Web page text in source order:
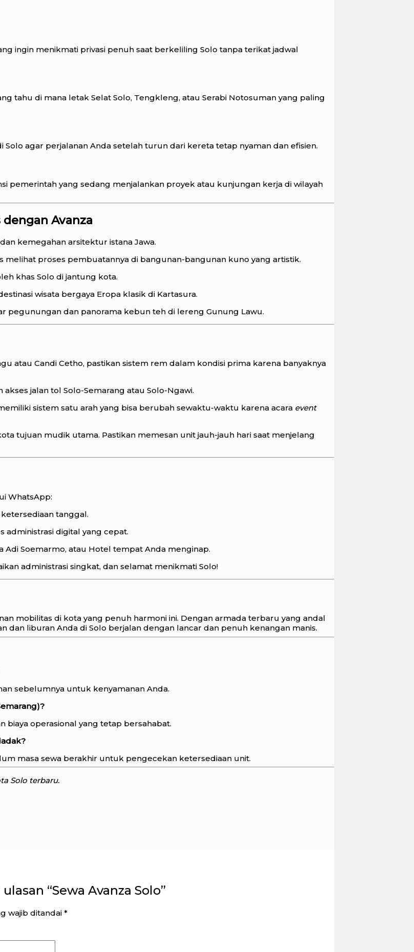
ingin menikmati privasi penuh saat berkeliling Solo tanpa terikat jadwal
tahu di mana letak Selat Solo, Tengkleng, atau Serabi Notosuman yang paling
agar perjalanan Anda setelah turun dari kereta tetap nyaman dan efisien.
pemerintah yang sedang menjalankan proyek atau kunjungan kerja di wilayah
Avanza
kemegahan arsitektur istana Jawa.
melihat proses pembuatannya di bangunan-bangunan kuno yang artistik.
khas Solo di jantung kota.
wisata bergaya Eropa klasik di Kartasura.
pegunungan dan panorama kebun teh di lereng Gunung Lawu.
atau Candi Cetho, pastikan sistem rem dalam kondisi prima karena banyaknya
jalan tol Solo-Semarang atau Solo-Ngawi.
sistem satu arah yang bisa berubah sewaktu-waktu karena acara event
tujuan mudik utama. Pastikan memesan unit jauh-jauh hari saat menjelang
WhatsApp:
tanggal.
administrasi digital yang cepat.
Adi Soemarmo, atau Hotel tempat Anda menginap.
administrasi singkat, dan selamat menikmati Solo!
mobilitas di kota yang penuh harmoni ini. Dengan armada terbaru yang andal
dan liburan Anda di Solo berjalan dengan lancar dan penuh kenangan manis.
sebelumnya untuk kenyamanan Anda.
biaya operasional yang tetap bersahabat.
masa sewa berakhir untuk pengecekan ketersediaan unit.
Solo terbaru.
“Sewa Avanza Solo”
wajib ditandai*